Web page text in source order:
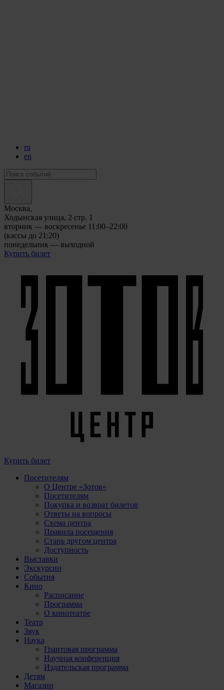
ru
en
Москва,
Ходынская улица, 2 стр. 1
вторник — воскресенье 11:00–22:00
(кассы до 21:20)
понедельник — выходной
Купить билет
Купить билет
Посетителям
О Центре «Зотов»
Посетителям
Покупка и возврат билетов
Ответы на вопросы
Схема центра
Правила посещения
Стань другом центра
Доступность
Выставки
Экскурсии
События
Кино
Расписание
Программа
О кинотеатре
Театр
Звук
Наука
Грантовая программа
Научная конференция
Издательская программа
Детям
Магазин